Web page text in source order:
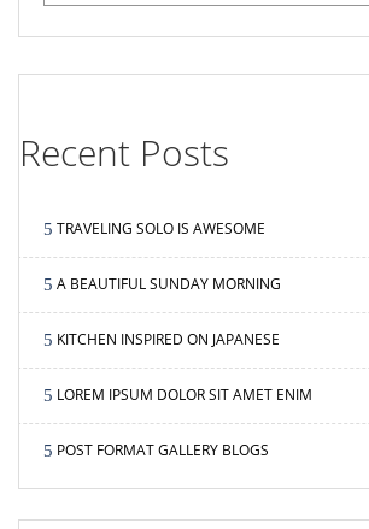
Recent Posts
TRAVELING SOLO IS AWESOME
A BEAUTIFUL SUNDAY MORNING
KITCHEN INSPIRED ON JAPANESE
LOREM IPSUM DOLOR SIT AMET ENIM
POST FORMAT GALLERY BLOGS